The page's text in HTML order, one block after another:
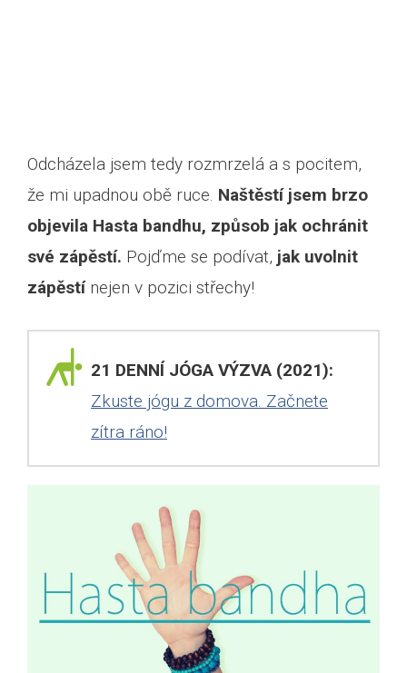
Odcházela jsem tedy rozmrzelá a s pocitem,
že mi upadnou obě ruce. Naštěstí jsem brzo
objevila Hasta bandhu, způsob jak ochránit
své zápěstí. Pojďme se podívat, jak uvolnit
zápěstínejen v pozici střechy!
21 DENNÍ JÓGA VÝZVA (2021):
Zkuste jógu z domova. Začnete
zítra ráno!